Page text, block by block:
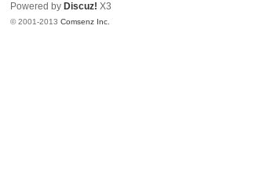
Powered by Discuz! X3
© 2001-2013Comsenz Inc.